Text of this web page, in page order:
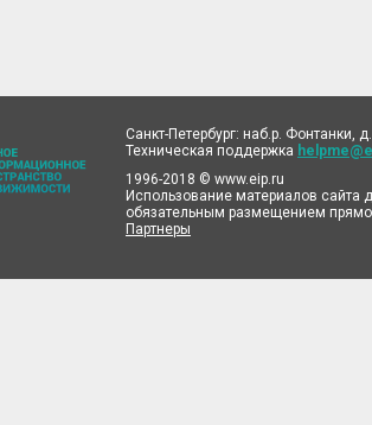
Санкт-Петербург: наб.р. Фонтанки,
Техническая поддержка
1996-2018 © www.eip.ru
Использование материалов сайта
обязательным размещением
Партнеры